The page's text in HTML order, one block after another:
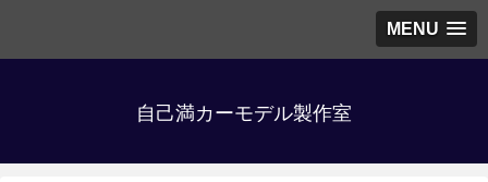
MENU
自己満カーモデル製作室